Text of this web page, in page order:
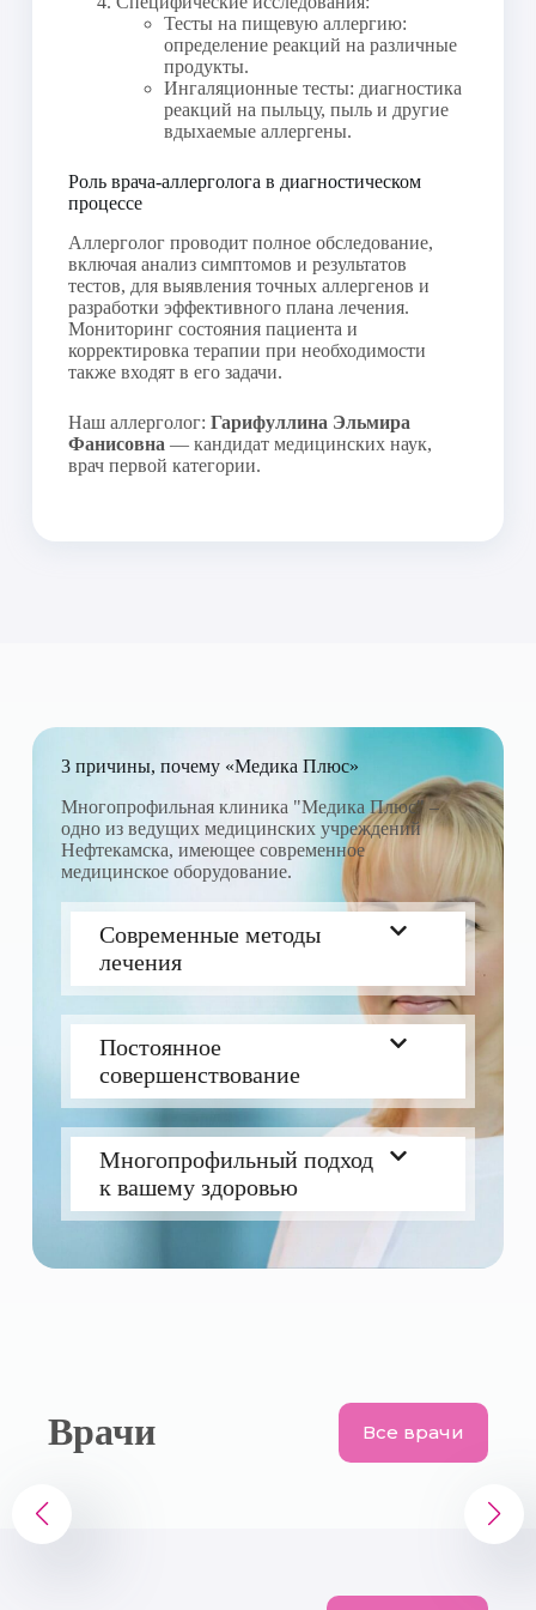
Тесты на пищевую аллергию:
определение реакций на различные
продукты.
Ингаляционные тесты: диагностика
реакций на пыльцу, пыль и другие
вдыхаемые аллергены.
Роль врача-аллерголога в диагностическом
процессе
Аллерголог проводит полное обследование,
включая анализ симптомов и результатов
тестов, для выявления точных аллергенов и
разработки эффективного плана лечения.
Мониторинг состояния пациента и
корректировка терапии при необходимости
также входят в его задачи.
Наш аллерголог: Гарифуллина Эльмира
Фанисовна — кандидат медицинских наук,
врач первой категории.
3 причины, почему «Медика Плюс»
Многопрофильная клиника "Медика Плюс" –
одно из ведущих медицинских учреждений
Нефтекамска, имеющее современное
медицинское оборудование.
Современные методы
лечения
Постоянное
совершенствование
Многопрофильный подход
к вашему здоровью
Врачи Все врачи